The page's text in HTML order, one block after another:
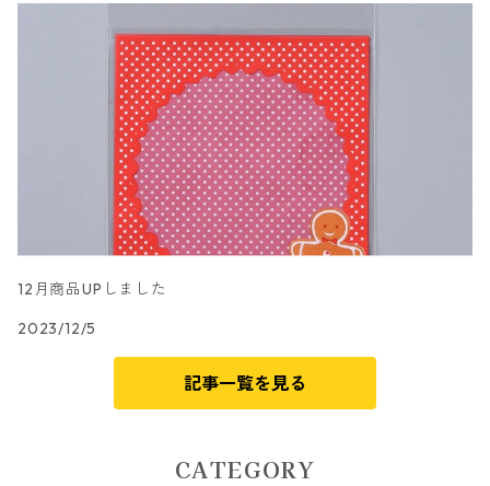
12月商品UPしました
2023/12/5
記事一覧を見る
CATEGORY